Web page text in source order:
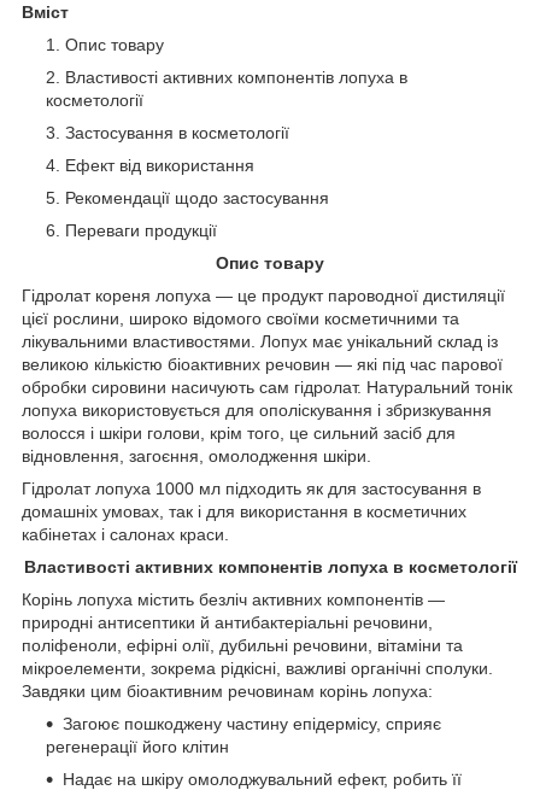
Вміст
Опис товару
Властивості активних компонентів лопуха в
косметології
Застосування в косметології
Ефект від використання
Рекомендації щодо застосування
Переваги продукції
Опис товару
Гідролат кореня лопуха — це продукт пароводної дистиляції
цієї рослини, широко відомого своїми косметичними та
лікувальними властивостями. Лопух має унікальний склад із
великою кількістю біоактивних речовин — які під час парової
обробки сировини насичують сам гідролат. Натуральний тонік
лопуха використовується для ополіскування і збризкування
волосся і шкіри голови, крім того, це сильний засіб для
відновлення, загоєння, омолодження шкіри.
Гідролат лопуха 1000 мл підходить як для застосування в
домашніх умовах, так і для використання в косметичних
кабінетах і салонах краси.
Властивості активних компонентів лопуха в косметології
Корінь лопуха містить безліч активних компонентів —
природні антисептики й антибактеріальні речовини,
поліфеноли, ефірні олії, дубильні речовини, вітаміни та
мікроелементи, зокрема рідкісні, важливі органічні сполуки.
Завдяки цим біоактивним речовинам корінь лопуха:
Загоює пошкоджену частину епідермісу, сприяє
регенерації його клітин
Надає на шкіру омолоджувальний ефект, робить її